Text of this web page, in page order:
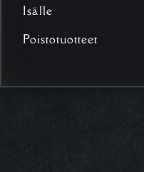
Isälle
Poistotuotteet